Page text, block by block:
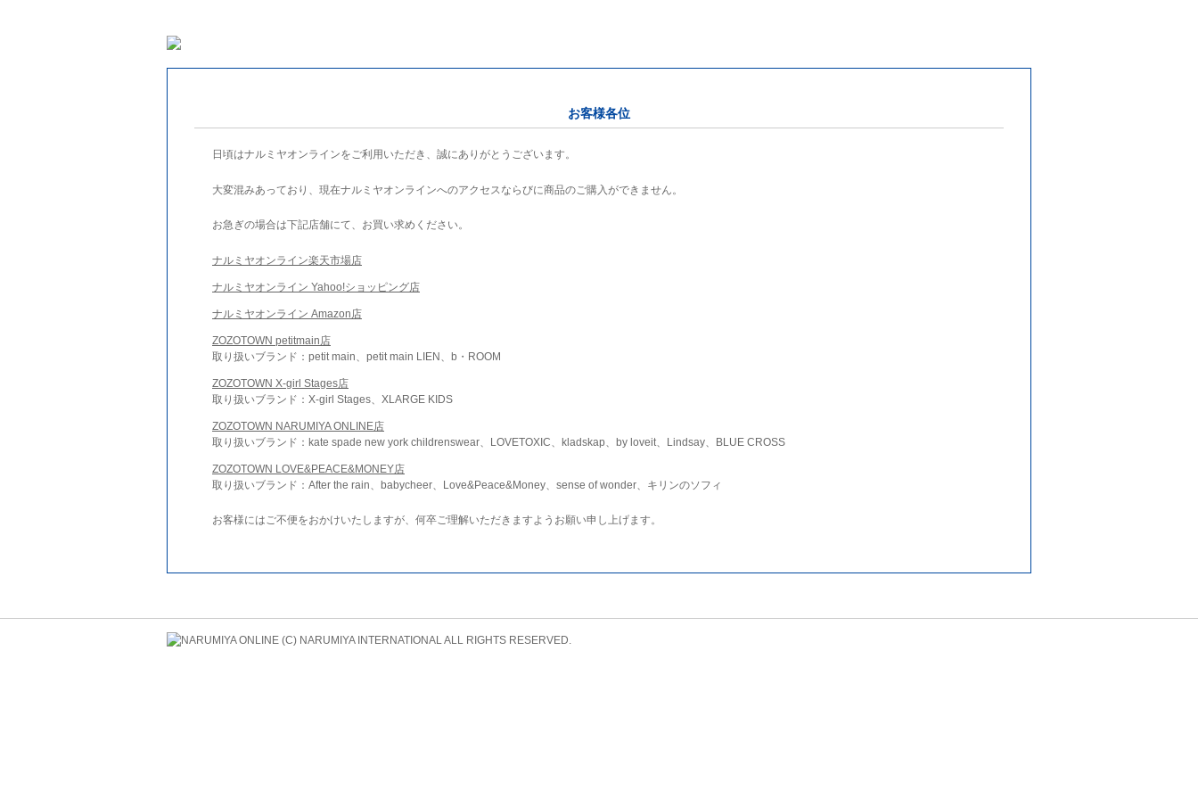
お客様各位
日頃はナルミヤオンラインをご利用いただき、誠にありがとうございます。
大変混みあっており、現在ナルミヤオンラインへのアクセスならびに商品のご購入ができません。
お急ぎの場合は下記店舗にて、お買い求めください。
ナルミヤオンライン楽天市場店
ナルミヤオンライン Yahoo!ショッピング店
ナルミヤオンライン Amazon店
ZOZOTOWN petitmain店
取り扱いブランド：petit main、petit main LIEN、b・ROOM
ZOZOTOWN X-girl Stages店
取り扱いブランド：X-girl Stages、XLARGE KIDS
ZOZOTOWN NARUMIYA ONLINE店
取り扱いブランド：kate spade new york childrenswear、LOVETOXIC、kladskap、by loveit、Lindsay、BLUE CROSS
ZOZOTOWN LOVE&PEACE&MONEY店
取り扱いブランド：After the rain、babycheer、Love&Peace&Money、sense of wonder、キリンのソフィ
お客様にはご不便をおかけいたしますが、何卒ご理解いただきますようお願い申し上げます。